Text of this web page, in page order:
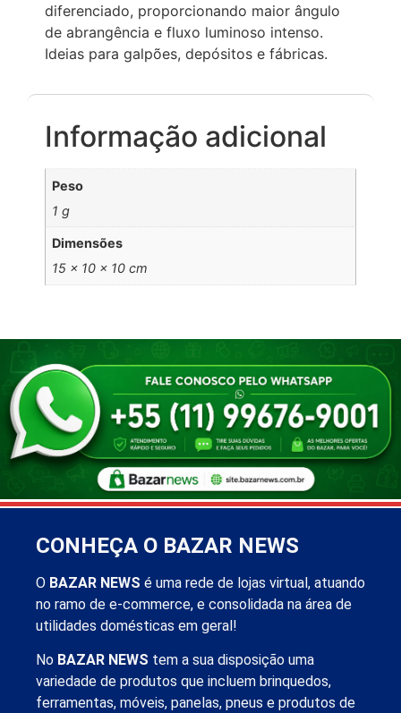
diferenciado, proporcionando maior ângulo
de abrangência e fluxo luminoso intenso.
Ideias para galpões, depósitos e fábricas.
Informação adicional
Peso
1 g
Dimensões
15 × 10 × 10 cm
CONHEÇA O BAZAR NEWS
O BAZAR NEWS é uma rede de lojas virtual, atuando
no ramo de e-commerce, e consolidada na área de
utilidades domésticas em geral!
No BAZAR NEWS tem a sua disposição uma
variedade de produtos que incluem brinquedos,
ferramentas, móveis, panelas, pneus e produtos de